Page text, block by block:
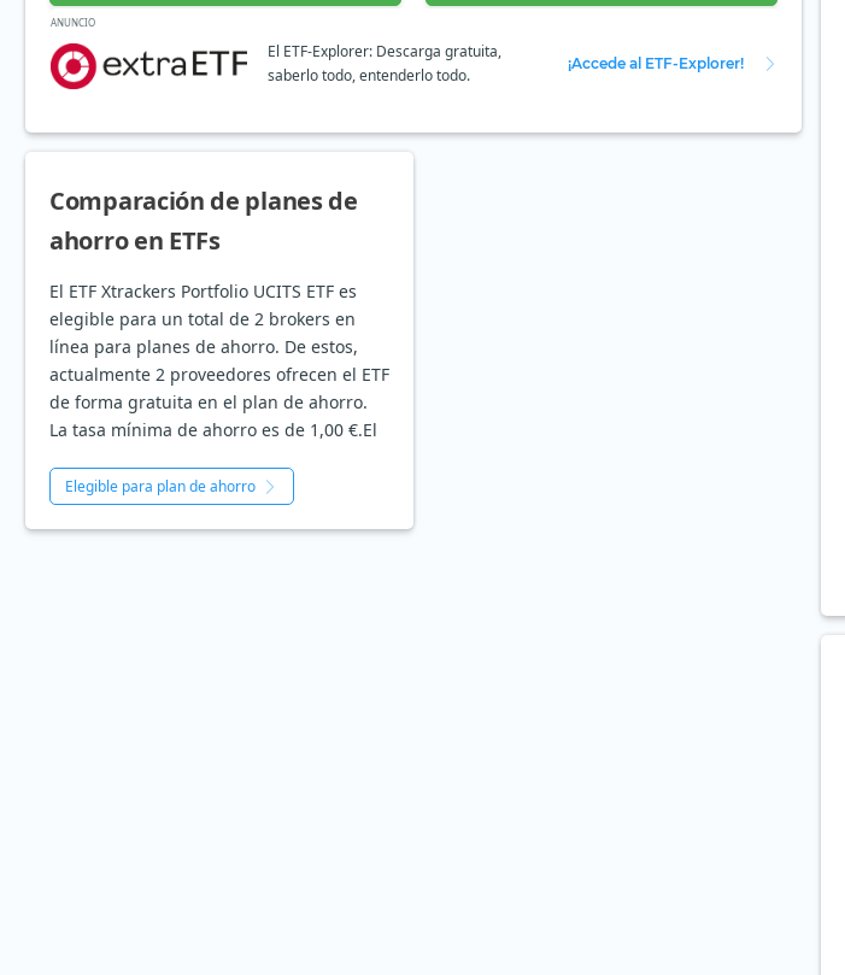
ANUNCIO
El ETF-Explorer: Descarga gratuita,
saberlo todo, entenderlo todo.
¡Accede al ETF-Explorer!
Comparación de planes de
ahorro en ETFs
El ETF Xtrackers Portfolio UCITS ETF es
elegible para un total de 2 brokers en
línea para planes de ahorro. De estos,
actualmente 2 proveedores ofrecen el ETF
de forma gratuita en el plan de ahorro.
La tasa mínima de ahorro es de 1,00 €.El
Elegible para plan de ahorro